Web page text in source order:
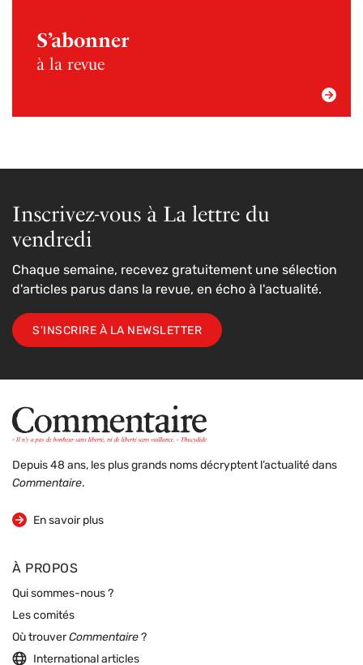
S’abonner
à la revue
Inscrivez-vous à La lettre du
vendredi
Chaque semaine, recevez gratuitement une sélection
d'articles parus dans la revue, en écho à l'actualité.
S'INSCRIRE À LA NEWSLETTER
Depuis 48 ans, les plus grands noms décryptent l’actualité dans
Commentaire.
En savoir plus
sur la revue
À PROPOS
Qui sommes-nous ?
Les comités
Où trouverCommentaire ?
International articles